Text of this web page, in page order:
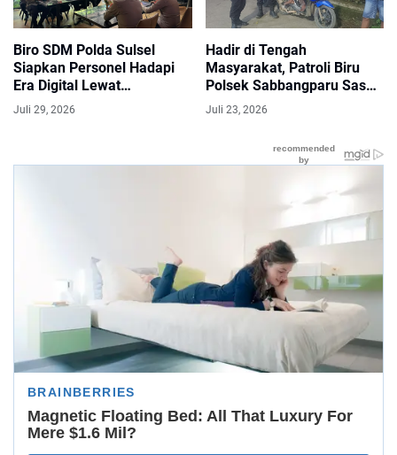
Biro SDM Polda Sulsel
Siapkan Personel Hadapi
Era Digital Lewat
Sosialisasi Artificial
Intelligence
Juli 29, 2026
Hadir di Tengah
Masyarakat, Patroli Biru
Polsek Sabbangparu Sasar
Objek Vital dan Kawasan
Rawan
Juli 23, 2026